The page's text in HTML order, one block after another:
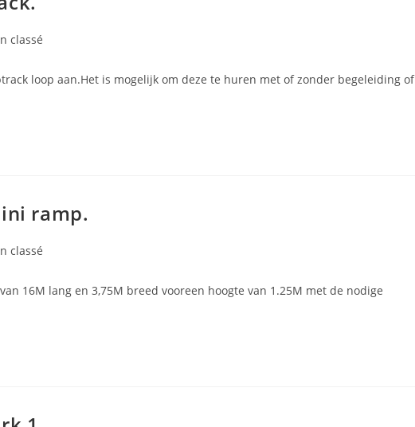
classé
loop aan.Het is mogelijk om deze te huren met of zonder begeleiding of
ramp.
classé
16M lang en 3,75M breed vooreen hoogte van 1.25M met de nodige